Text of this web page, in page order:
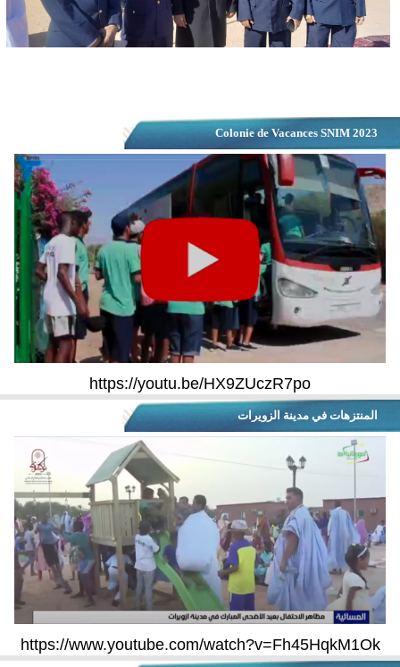
Colonie de Vacances SNIM 2023
https://youtu.be/HX9ZUczR7po
المنتزهات في مدينة الزويرات
https://www.youtube.com/watch?v=Fh45HqkM1Ok